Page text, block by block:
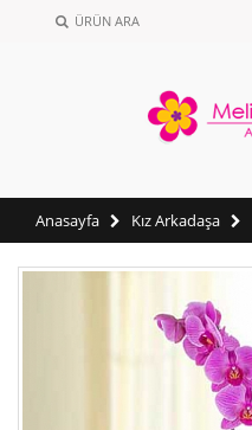
ÜRÜN ARA
Anasayfa Kız Arkadaşa